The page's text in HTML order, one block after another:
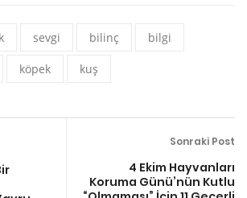
sevgi bilinç bilgi
köpek kuş
Sonraki Post
4 Ekim Hayvanları
Koruma Günü’nün Kutlu